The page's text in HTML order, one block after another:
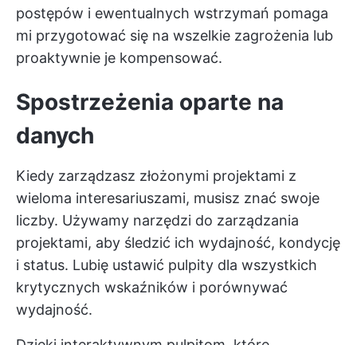
postępów i ewentualnych wstrzymań pomaga
mi przygotować się na wszelkie zagrożenia lub
proaktywnie je kompensować.
Spostrzeżenia oparte na
danych
Kiedy zarządzasz złożonymi projektami z
wieloma interesariuszami, musisz znać swoje
liczby. Używamy narzędzi do zarządzania
projektami, aby śledzić ich wydajność, kondycję
i status. Lubię ustawić pulpity dla wszystkich
krytycznych wskaźników i porównywać
wydajność.